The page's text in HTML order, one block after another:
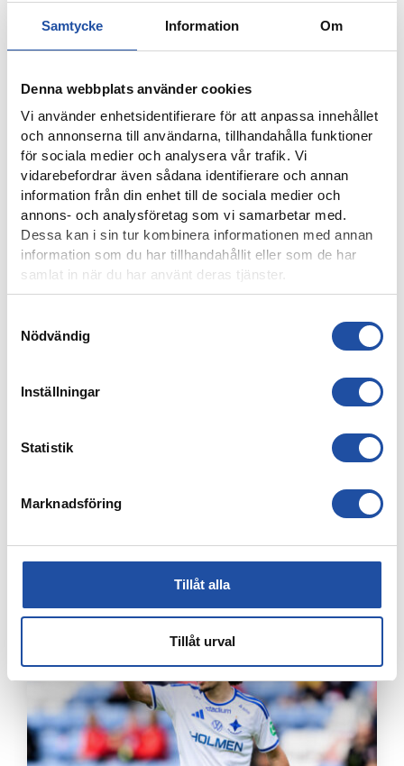
Samtycke Information Om
Denna webbplats använder cookies
Vi använder enhetsidentifierare för att anpassa innehållet
och annonserna till användarna, tillhandahålla funktioner
för sociala medier och analysera vår trafik. Vi
vidarebefordrar även sådana identifierare och annan
information från din enhet till de sociala medier och
annons- och analysföretag som vi samarbetar med.
Dessa kan i sin tur kombinera informationen med annan
information som du har tillhandahållit eller som de har
samlat in när du har använt deras tjänster.
Nödvändig
Inställningar
Statistik
Marknadsföring
Tillåt alla
Tillåt urval
NYHETER
8 AUGUSTI, 2026
NOELS STORA SHOW I 3-0-SEGERN – “OTROLIG KÄNSLA
MED VÅRA FANS”
8 AUGUSTI, 2026
IFK-TRUPPEN MOT IK BRAGE